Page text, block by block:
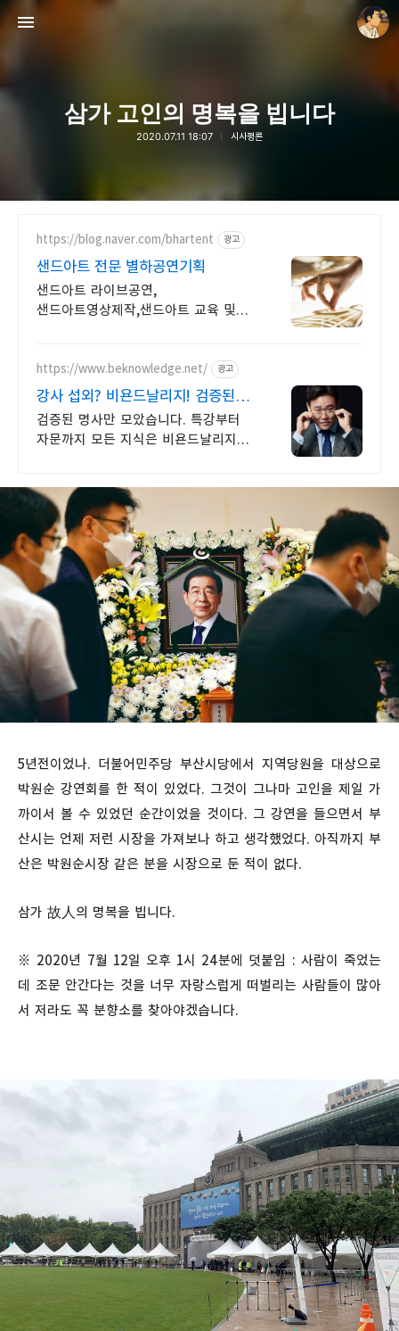
삼가 고인의 명복을 빕니다
2020.07.11 18:07 시사평론
https://blog.naver.com/bhartent 광고
샌드아트 전문 별하공연기획
샌드아트 라이브공연,
샌드아트영상제작,샌드아트 교육 및
https://www.beknowledge.net/ 광고
강사 섭외? 비욘드날리지! 검증된
지식 명사만 모았다
검증된 명사만 모았습니다. 특강부터
자문까지 모든 지식은 비욘드날리지로
5년전이었나. 더불어민주당 부산시당에서 지역당원을 대상으로
박원순 강연회를 한 적이 있었다. 그것이 그나마 고인을 제일 가
까이서 볼 수 있었던 순간이었을 것이다. 그 강연을 들으면서 부
산시는 언제 저런 시장을 가져보나 하고 생각했었다. 아직까지 부
산은 박원순시장 같은 분을 시장으로 둔 적이 없다.
삼가 故人의 명복을 빕니다.
※ 2020년 7월 12일 오후 1시 24분에 덧붙임 : 사람이 죽었는
데 조문 안간다는 것을 너무 자랑스럽게 떠벌리는 사람들이 많아
서 저라도 꼭 분향소를 찾아야겠습니다.
thebravepost.com